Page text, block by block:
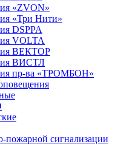
«ZVON»
«Три Нити»
DSPPA
VOLTA
ВЕКТОР
ВИСТЛ
пр-ва «ТРОМБОН»